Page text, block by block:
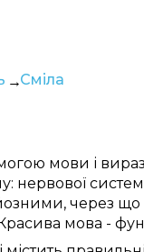
Сміла
мови і
нервової
через що
мова -